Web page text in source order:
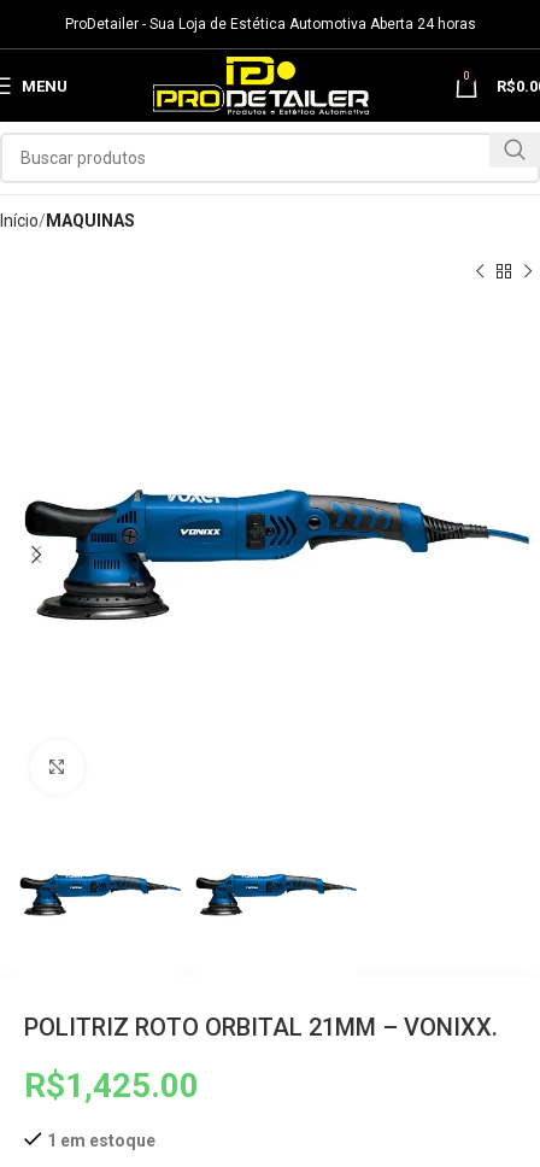
ProDetailer - Sua Loja de Estética Automotiva Aberta 24 horas
MENU
0
R$
Início MAQUINAS
POLITRIZ ROTO ORBITAL 21MM – VONIXX.
R$1,425.00
1 em estoque